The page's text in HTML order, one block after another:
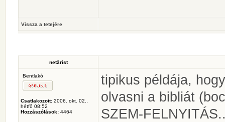
Vissza a tetejére
net2rist
Bentlakó
Csatlakozott: 2006. okt. 02.,
hétfő 08:52
Hozzászólások: 4464
tipikus példája,
olvasni a bibliát
SZEM-